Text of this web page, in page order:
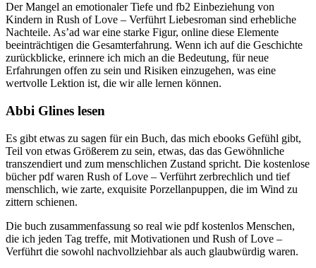
Der Mangel an emotionaler Tiefe und fb2 Einbeziehung von
Kindern in Rush of Love – Verführt Liebesroman sind erhebliche
Nachteile. As’ad war eine starke Figur, online diese Elemente
beeinträchtigen die Gesamterfahrung. Wenn ich auf die Geschichte
zurückblicke, erinnere ich mich an die Bedeutung, für neue
Erfahrungen offen zu sein und Risiken einzugehen, was eine
wertvolle Lektion ist, die wir alle lernen können.
Abbi Glines lesen
Es gibt etwas zu sagen für ein Buch, das mich ebooks Gefühl gibt,
Teil von etwas Größerem zu sein, etwas, das das Gewöhnliche
transzendiert und zum menschlichen Zustand spricht. Die kostenlose
bücher pdf waren Rush of Love – Verführt zerbrechlich und tief
menschlich, wie zarte, exquisite Porzellanpuppen, die im Wind zu
zittern schienen.
Die buch zusammenfassung so real wie pdf kostenlos Menschen,
die ich jeden Tag treffe, mit Motivationen und Rush of Love –
Verführt die sowohl nachvollziehbar als auch glaubwürdig waren.